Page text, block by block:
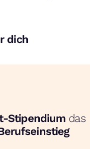
dich
Stipendium das